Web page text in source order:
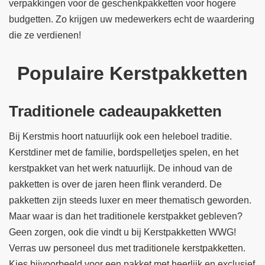
verpakkingen voor de geschenkpakketten voor hogere
budgetten. Zo krijgen uw medewerkers echt de waardering
die ze verdienen!
Populaire Kerstpakketten
Traditionele cadeaupakketten
Bij Kerstmis hoort natuurlijk ook een heleboel traditie.
Kerstdiner met de familie, bordspelletjes spelen, en het
kerstpakket van het werk natuurlijk. De inhoud van de
pakketten is over de jaren heen flink veranderd. De
pakketten zijn steeds luxer en meer thematisch geworden.
Maar waar is dan het traditionele kerstpakket gebleven?
Geen zorgen, ook die vindt u bij Kerstpakketten WWG!
Verras uw personeel dus mettraditionele kerstpakketten.